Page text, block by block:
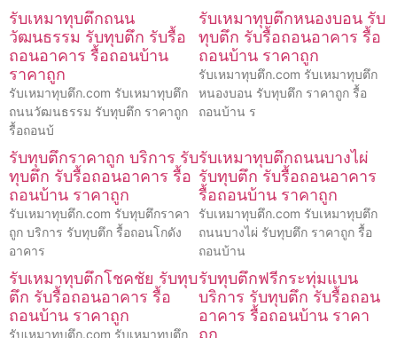
รับเหมาทุบตึกถนน
วัฒนธรรม รับทุบตึก รับรื้อ
ถอนอาคาร รื้อถอนบ้าน
ราคาถูก
รับเหมาทุบตึก.com รับเหมาทุบตึก
ถนนวัฒนธรรม รับทุบตึก ราคาถูก
รื้อถอนบ้
รับเหมาทุบตึกหนองบอน รับ
ทุบตึก รับรื้อถอนอาคาร รื้อ
ถอนบ้าน ราคาถูก
รับเหมาทุบตึก.com รับเหมาทุบตึก
หนองบอน รับทุบตึก ราคาถูก รื้อ
ถอนบ้าน ร
รับทุบตึกราคาถูก บริการ รับ
ทุบตึก รับรื้อถอนอาคาร รื้อ
ถอนบ้าน ราคาถูก
รับเหมาทุบตึก.com รับทุบตึกราคา
ถูก บริการ รับทุบตึก รื้อถอนโกดัง
อาคาร
รับเหมาทุบตึกถนนบางไผ่
รับทุบตึก รับรื้อถอนอาคาร
รื้อถอนบ้าน ราคาถูก
รับเหมาทุบตึก.com รับเหมาทุบตึก
ถนนบางไผ่ รับทุบตึก ราคาถูก รื้อ
ถอนบ้าน
รับเหมาทุบตึกโชคชัย รับทุบ
ตึก รับรื้อถอนอาคาร รื้อ
ถอนบ้าน ราคาถูก
รับเหมาทุบตึก.com รับเหมาทุบตึก
รับทุบตึกฟรีกระทุ่มแบน
บริการ รับทุบตึก รับรื้อถอน
อาคาร รื้อถอนบ้าน ราคา
ถูก